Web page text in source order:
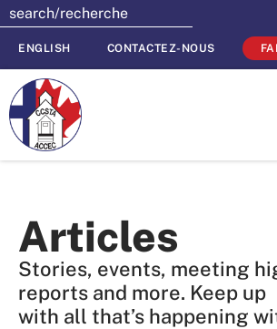
ENGLISH CONTACTEZ-NOUS
Articles
Stories, events, meeting
reports and more. Keep up
with all that’s happening